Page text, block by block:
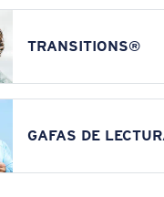
TRANSITIONS®
GAFAS DE